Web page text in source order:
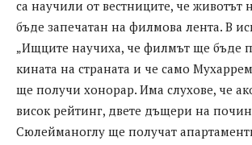
са научили от вестниците, че
бъде запечатан на филмова лента. В
„Ищците научиха, че филмът ще бъде
кината на страната и че само
ще получи хонорар. Има слухове, че
висок рейтинг, двете дъщери на
Сюлейманоглу ще получат